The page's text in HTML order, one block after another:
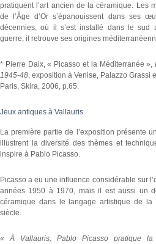
pratiquent l’art ancien de la céramique. Les
de l’Âge d’Or s’épanouissent dans ses
décennies, où il s’est installé dans le sud
guerre, il retrouve ses origines
* Pierre Daix, « Picasso et la Méditerranée »,
1945-48 , exposition à Venise, Palazzo Grassi
Paris, Skira, 2006, p.65.
Jeux antiques à Vallauris
La première partie de l’exposition présente
illustrent la diversité des thèmes et
inspire à Pablo Picasso.
Picasso a eu une influence considérable sur
années 1950 à 1970, mais il est aussi un
céramique dans le langage artistique de la
siècle.
«À Vallauris, Pablo Picasso pratique